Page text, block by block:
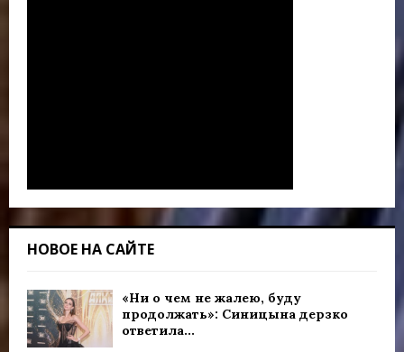
НОВОЕ НА САЙТЕ
«Ни о чем не жалею, буду
продолжать»: Синицына дерзко
ответила...